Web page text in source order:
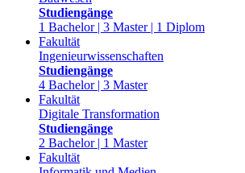
Studiengänge
1 Bachelor | 3 Master | 1 Diplom
Fakultät
Ingenieurwissenschaften
Studiengänge
4 Bachelor | 3 Master
Fakultät
Digitale Transformation
Studiengänge
2 Bachelor | 1 Master
Fakultät